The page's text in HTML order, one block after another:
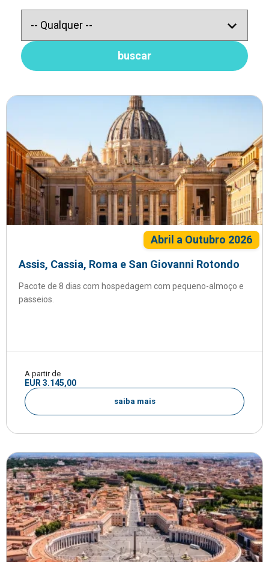
buscar
Abril a Outubro 2026
Assis, Cassia, Roma e San Giovanni Rotondo
Pacote de 8 dias com hospedagem com pequeno-almoço e
passeios.
A partir de
EUR 3.145,00
saiba mais